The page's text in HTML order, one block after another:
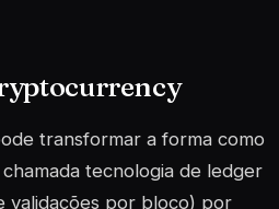
transformar a forma como
tecnologia de ledger
validações por bloco) por